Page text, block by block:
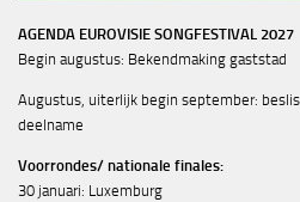
AGENDA EUROVISIE SONGFESTIVAL 2027
Begin augustus: Bekendmaking gaststad
Augustus, uiterlijk begin september:
deelname
Voorrondes/ nationale finales:
30 januari: Luxemburg